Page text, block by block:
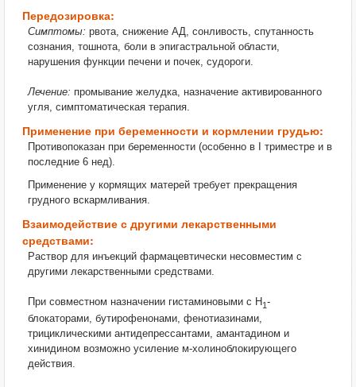
Передозировка:
Симптомы: рвота, снижение АД, сонливость, спутанность
сознания, тошнота, боли в эпигастральной области,
нарушения функции печени и почек, судороги.
Лечение: промывание желудка, назначение активированного
угля, симптоматическая терапия.
Применение при беременности и кормлении грудью:
Противопоказан при беременности (особенно в I триместре и в
последние 6 нед).
Применение у кормящих матерей требует прекращения
грудного вскармливания.
Взаимодействие с другими лекарственными
средствами:
Раствор для инъекций фармацевтически несовместим с
другими лекарственными средствами.
При совместном назначении гистаминовыми с H1-
блокаторами, бутирофенонами, фенотиазинами,
трициклическими антидепрессантами, амантадином и
хинидином возможно усиление м-холиноблокирующего
действия.